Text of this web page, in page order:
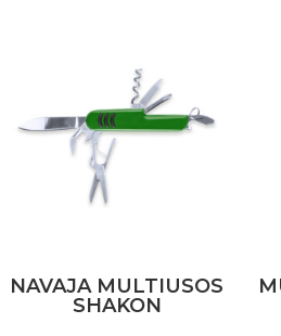
NAVAJA MULTIUSOS
SHAKON